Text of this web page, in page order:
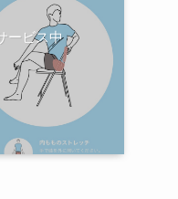
ービス中